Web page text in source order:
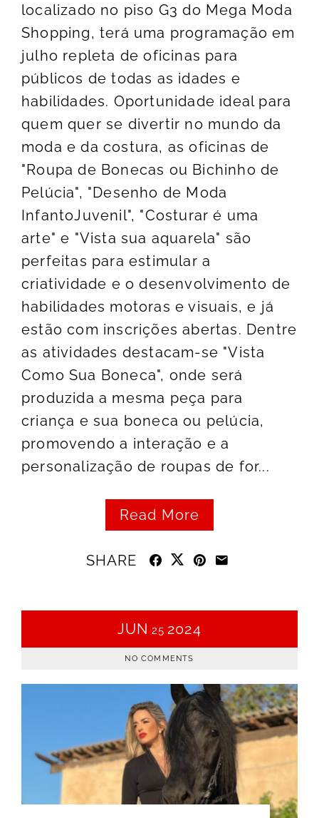
localizado no piso G3 do Mega Moda
Shopping, terá uma programação em
julho repleta de oficinas para
públicos de todas as idades e
habilidades. Oportunidade ideal para
quem quer se divertir no mundo da
moda e da costura, as oficinas de
"Roupa de Bonecas ou Bichinho de
Pelúcia", "Desenho de Moda
InfantoJuvenil", "Costurar é uma
arte" e "Vista sua aquarela" são
perfeitas para estimular a
criatividade e o desenvolvimento de
habilidades motoras e visuais, e já
estão com inscrições abertas. Dentre
as atividades destacam-se "Vista
Como Sua Boneca", onde será
produzida a mesma peça para
criança e sua boneca ou pelúcia,
promovendo a interação e a
personalização de roupas de for...
Read More
SHARE
JUN 25 2024
NO COMMENTS